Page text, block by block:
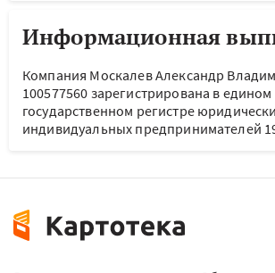
Информационная
Компания Москалев Александр
100577560 зарегистрирована в едином
государственном регистре
индивидуальных предпринимателей